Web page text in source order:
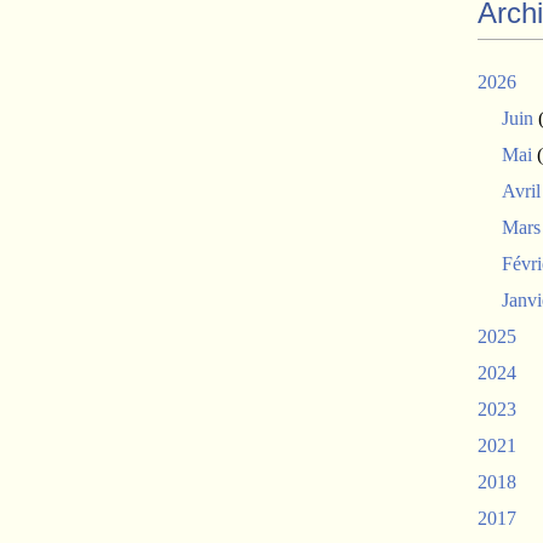
2026
Juin
Mai
Avril
Mars
2025
2024
2023
2021
2018
2017